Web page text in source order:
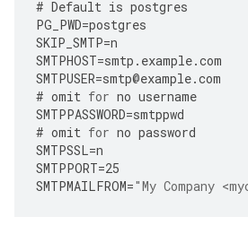
# Default is postgres
PG_PWD=postgres
SKIP_SMTP=n
SMTPHOST=smtp . example.com
SMTPUSER=smtp@example.com
# omit for no username
SMTPPASSWORD=smtppwd
# omit for no password
SMTPSSL=n
SMTPPORT=25
SMTPMAILFROM="My Company